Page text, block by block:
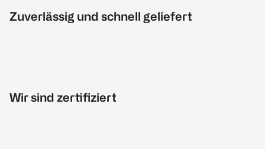
Zuverlässig und schnell geliefert
Wir sind zertifiziert